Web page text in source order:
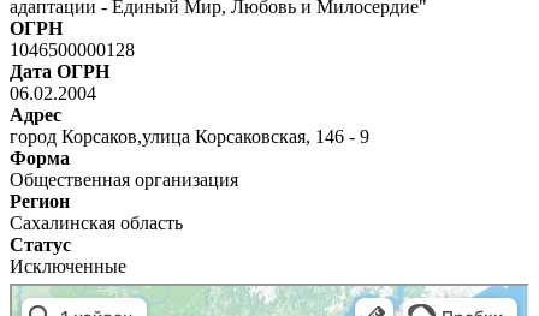
адаптации - Единый Мир, Любовь и Милосердие"
ОГРН
1046500000128
Дата ОГРН
06.02.2004
Адрес
город Корсаков,улица Корсаковская, 146 - 9
Форма
Общественная организация
Регион
Сахалинская область
Статус
Исключенные